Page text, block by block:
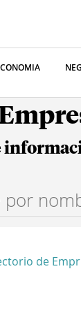
de